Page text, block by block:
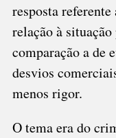
resposta
relação à
comparação a de
desvios
menos rigor.
O tema era do